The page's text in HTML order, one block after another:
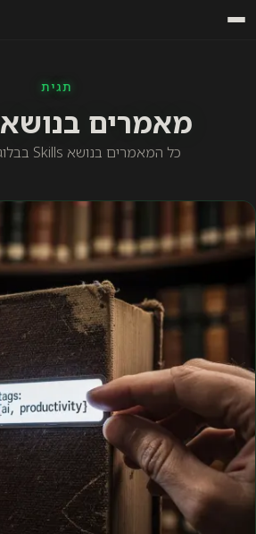
תגית
מאמרים בנושא Skills
כל המאמרים בנושא Skills בבלוג של אבי לוי.